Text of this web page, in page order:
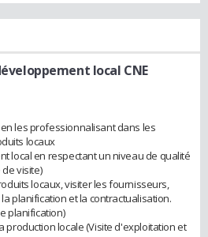
local CNE
les professionnalisant dans les
locaux
local en respectant un niveau de qualité
visite)
locaux, visiter les fournisseurs,
planification et la contractualisation.
planification)
production locale (Visite d'exploitation et